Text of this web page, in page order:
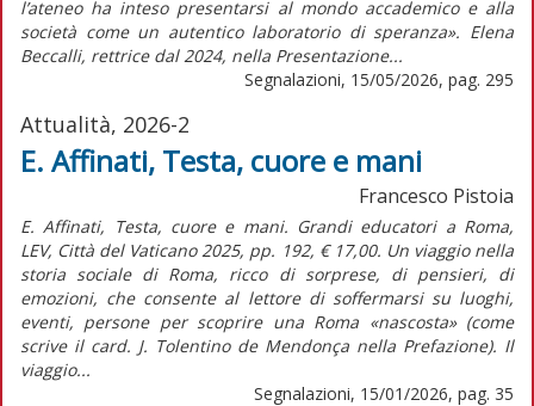
l’ateneo ha inteso presentarsi al mondo accademico e alla
società come un autentico laboratorio di speranza». Elena
Beccalli, rettrice dal 2024, nella Presentazione...
Segnalazioni, 15/05/2026, pag. 295
Attualità, 2026-2
E. Affinati, Testa, cuore e mani
Francesco Pistoia
E. Affinati, Testa, cuore e mani. Grandi educatori a Roma,
LEV, Città del Vaticano 2025, pp. 192, € 17,00. Un viaggio nella
storia sociale di Roma, ricco di sorprese, di pensieri, di
emozioni, che consente al lettore di soffermarsi su luoghi,
eventi, persone per scoprire una Roma «nascosta» (come
scrive il card. J. Tolentino de Mendonça nella Prefazione). Il
viaggio...
Segnalazioni, 15/01/2026, pag. 35